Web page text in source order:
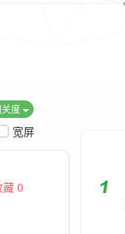
关度
宽屏
0